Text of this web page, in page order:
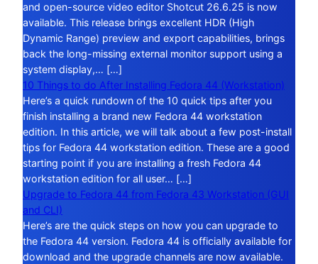
and open-source video editor Shotcut 26.6.25 is now
available. This release brings excellent HDR (High
Dynamic Range) preview and export capabilities, brings
back the long-missing external monitor support using a
system display,… […]
10 Things to do After Installing Fedora 44 (Workstation)
Here’s a quick rundown of the 10 quick tips after you
finish installing a brand new Fedora 44 workstation
edition. In this article, we will talk about a few post-install
tips for Fedora 44 workstation edition. These are a good
starting point if you are installing a fresh Fedora 44
workstation edition for all user… […]
Upgrade to Fedora 44 from Fedora 43 Workstation (GUI
and CLI)
Here’s are the quick steps on how you can upgrade to
the Fedora 44 version. Fedora 44 is officially available for
download and the upgrade channels are now available.